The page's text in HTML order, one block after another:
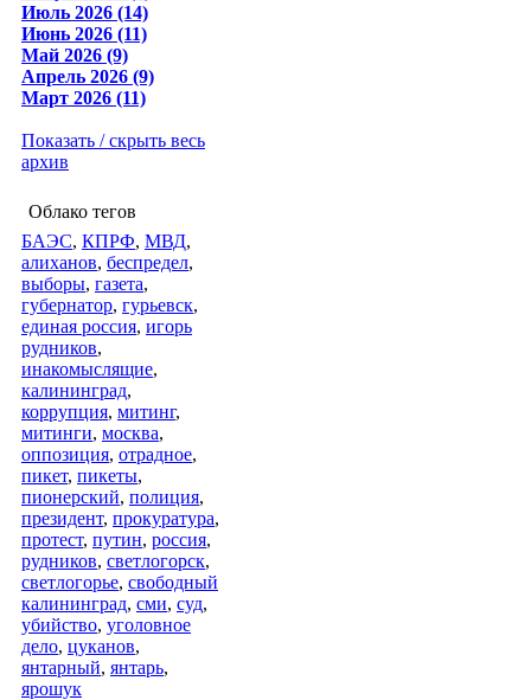
Июль 2026 (14)
Июнь 2026 (11)
Май 2026 (9)
Апрель 2026 (9)
Март 2026 (11)
Показать / скрыть весь
архив
Облако тегов
БАЭС, КПРФ, МВД,
алиханов, беспредел,
выборы, газета,
губернатор, гурьевск,
единая россия, игорь
рудников,
инакомыслящие,
калининград,
коррупция, митинг,
митинги, москва,
оппозиция, отрадное,
пикет, пикеты,
пионерский, полиция,
президент, прокуратура,
протест, путин, россия,
рудников, светлогорск,
светлогорье, свободный
калининград, сми, суд,
убийство, уголовное
дело, цуканов,
янтарный, янтарь,
ярошук